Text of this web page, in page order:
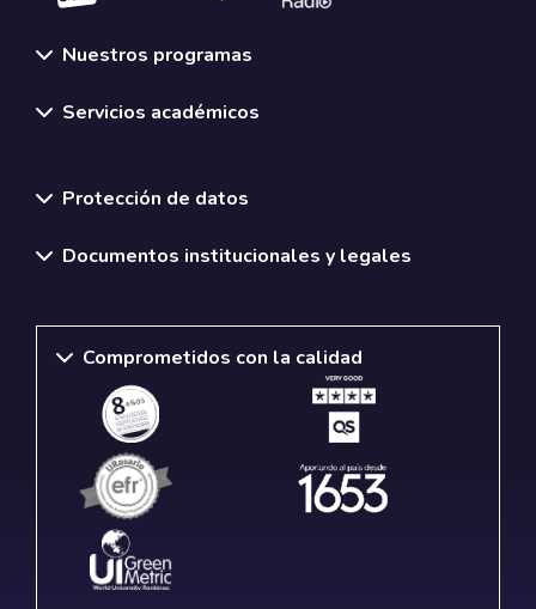
Nuestros programas
Servicios académicos
Protección de datos
Documentos institucionales y legales
Comprometidos con la calidad